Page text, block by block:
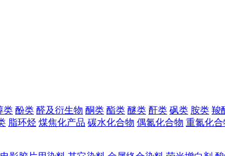
类 酚类 醛及衍生物 酮类 酯类 醚类 酐类 砜类 胺类 羧
脂环烃 煤焦化产品 碳水化合物 偶氮化合物 重氮化合